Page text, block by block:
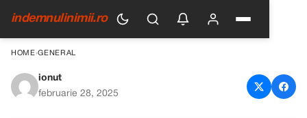
indemnulinimii.ro
HOME›GENERAL
Nu aruncați frigiderul vechi:
ionut
februarie 28, 2025